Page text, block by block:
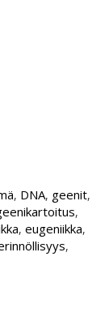
, DNA, geenit,
,
, eugeniikka,
,